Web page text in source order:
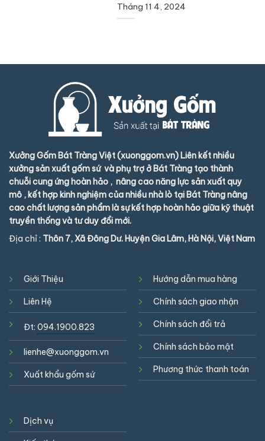
Tháng 11 4, 2024
Xưởng Gốm Bát Tràng Việt (xuonggom.vn) Liên kết nhiều
xưởng sản xuất gốm sứ và phụ trợ ở Bát Tràng tạo thành
chuỗi cung ứng hoàn hảo , nâng cao năng lực sản xuất quy
mô , kết hợp kinh nghiệm của nhiều nhà lò tại Bát Tràng nâng
cao chất lượng sản phẩm là sự kết hợp hoàn hảo giữa kỹ thuật
truyền thống và tư duy đổi mới.
Địa chỉ : Thôn 7, Xã Đông Dư. Huyện Gia Lâm, Hà Nội, Việt Nam
Giới Thiệu
Liên Hệ
Đt: 094.1900.823
lienhe@xuonggom.vn
Xuất khẩu gốm sứ
Hướng dẫn mua hàng
Chính sách giao nhận
Chính sách đổi trả
Chính sách bảo mật
Phương thức thanh toán
Dịch vụ